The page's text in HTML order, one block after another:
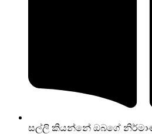
සල්ලි කියන්නේ ඔබගේ